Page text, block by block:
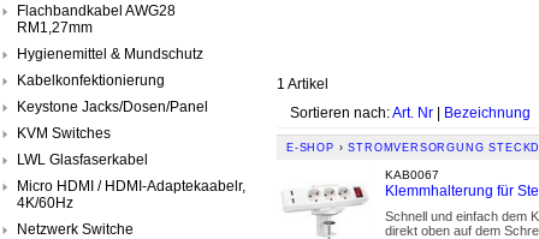
Flachbandkabel AWG28
RM1,27mm
Hygienemittel & Mundschutz
Kabelkonfektionierung
Keystone Jacks/Dosen/Panel
KVM Switches
LWL Glasfaserkabel
Micro HDMI / HDMI-Adaptekaabelr,
4K/60Hz
Netzwerk Switche
1 Artikel
Sortieren nach:Art. Nr | Bezeichnung
E-SHOP › STROMVERSORGUNG
KAB0067
Klemmhalterung für
Schnell und einfach dem
direkt oben auf dem